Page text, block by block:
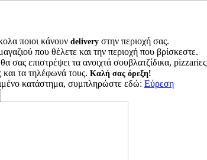
ποιοι κάνουν delivery στην περιοχή σας.
που θέλετε και την περιοχή που βρίσκεστε.
σας επιστρέψει τα ανοιχτά σουβλατζίδικα, pizzariες
και τα τηλέφωνά τους. Καλή σας όρεξη!
κατάστημα, συμπληρώστε εδώ: Εύρεση